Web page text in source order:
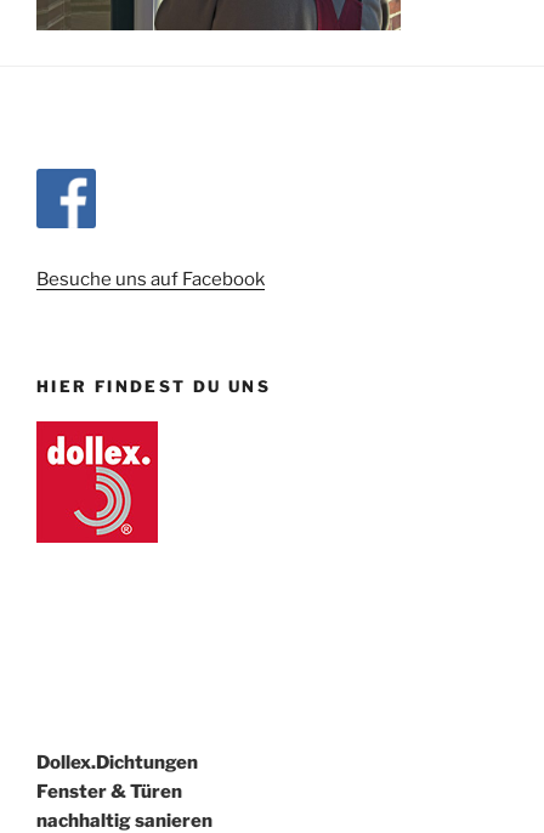
Besuche uns auf Facebook
HIER FINDEST DU UNS
Dollex.Dichtungen
Fenster & Türen
nachhaltig sanieren